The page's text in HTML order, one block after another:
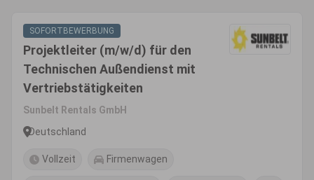
SOFORTBEWERBUNG
Projektleiter (m/w/d) für den
Technischen Außendienst mit
Vertriebstätigkeiten
Sunbelt Rentals GmbH
Deutschland
Vollzeit Firmenwagen